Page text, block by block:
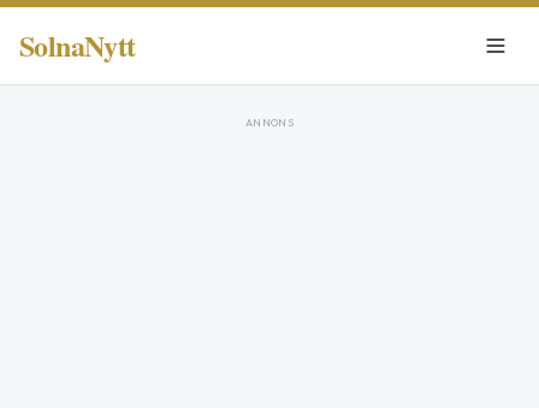
SolnaNytt
ANNONS